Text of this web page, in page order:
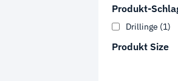
Produkt-
Drillinge (1)
Produkt Size